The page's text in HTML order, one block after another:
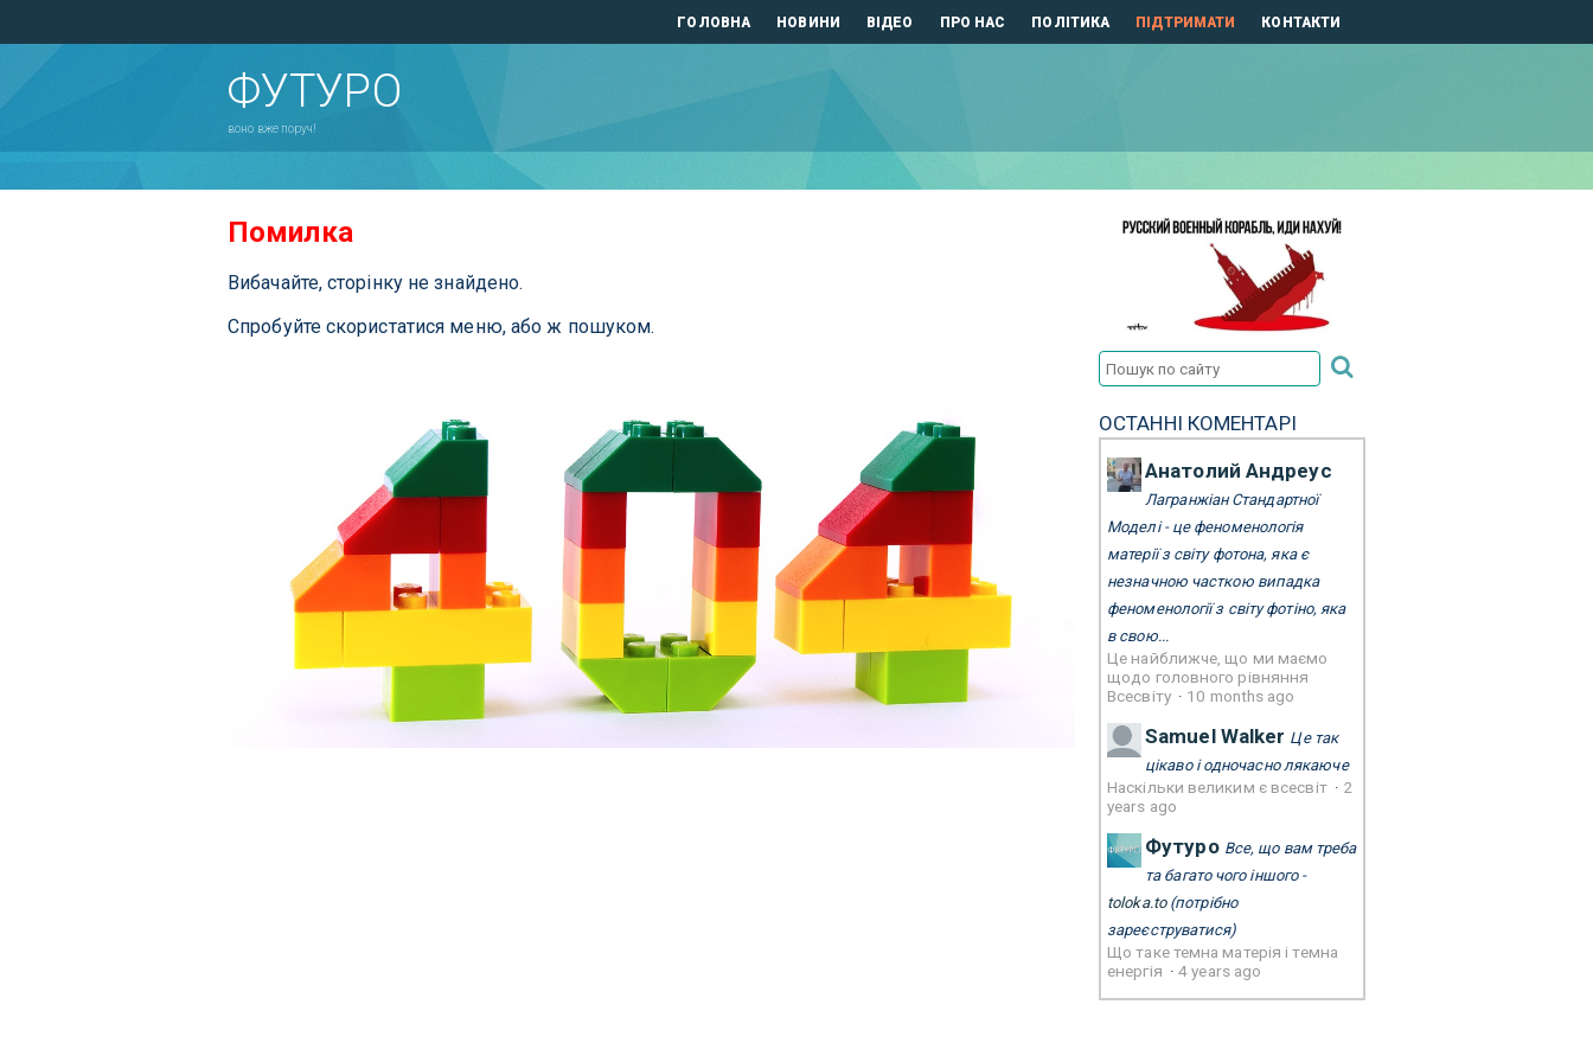
ГОЛОВНА НОВИНИ ВІДЕО ПРО НАС ПОЛІТИКА ПІДТРИМАТИ КОНТАКТИ
ФУТУРО
воно вже поруч!
Помилка
Вибачайте, сторінку не знайдено.
Спробуйте скористатися меню, або ж пошуком.
ОСТАННІ КОМЕНТАРІ
Анатолий Андреус
Лагранжіан Стандартної
Моделі - це феноменологія
матерії з світу фотона, яка є
незначною часткою випадка
феноменології з світу фотіно, яка
в свою...
Це найближче, що ми маємо
щодо головного рівняння
Всесвіту · 10 months ago
Samuel Walker Це так
цікаво і одночасно лякаюче
Наскільки великим є всесвіт · 2
years ago
Футуро Все, що вам треба
та багато чого іншого -
toloka.to(потрібно
зареєструватися)
Що таке темна матерія і темна
енергія ·4 years ago